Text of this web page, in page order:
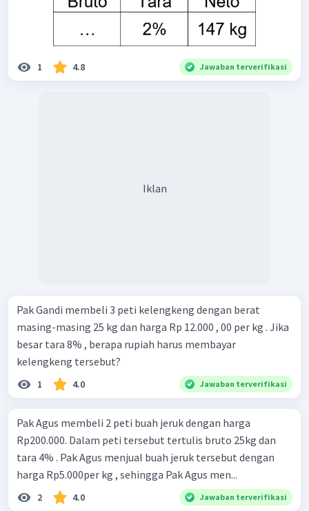
1 4.8 Jawaban terverifikasi
Iklan
Pak Gandi membeli 3 peti kelengkeng dengan berat
masing-masing 25 kg dan harga Rp 12.000 , 00 per kg . Jika
besar tara 8% , berapa rupiah harus membayar
kelengkeng tersebut?
1 4.0 Jawaban terverifikasi
Pak Agus membeli 2 peti buah jeruk dengan harga
Rp200.000. Dalam peti tersebut tertulis bruto 25kg dan
tara 4% . Pak Agus menjual buah jeruk tersebut dengan
harga Rp5.000per kg , sehingga Pak Agus men...
2 4.0 Jawaban terverifikasi